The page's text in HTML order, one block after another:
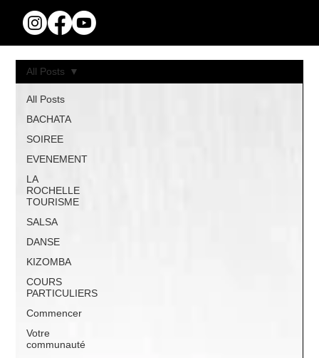
All Posts
BACHATA
SOIREE
EVENEMENT
LA
ROCHELLE
TOURISME
SALSA
DANSE
KIZOMBA
COURS
PARTICULIERS
Commencer
Votre
communauté
All Posts